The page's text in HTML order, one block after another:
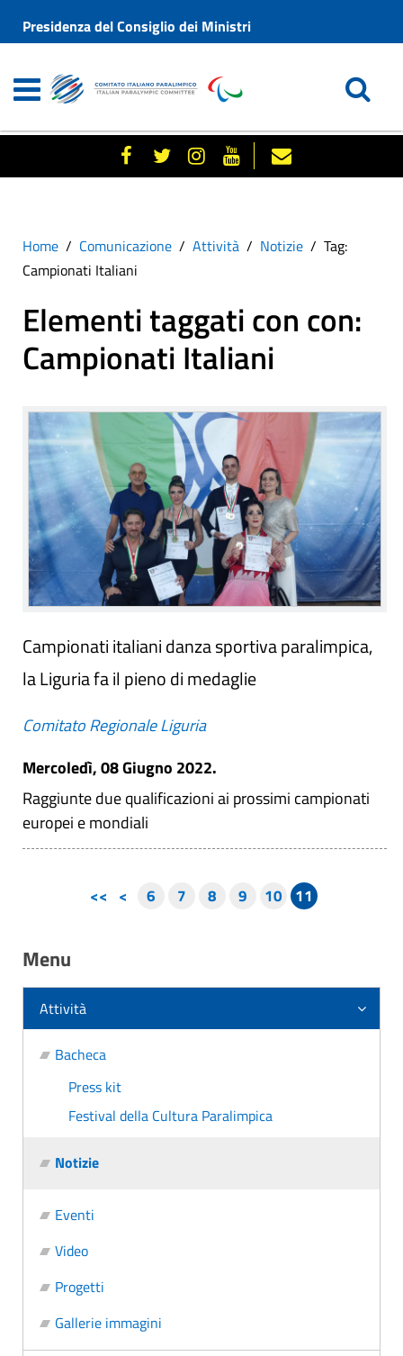
Presidenza del Consiglio dei Ministri
Home Comunicazione Attività Notizie
Tag:
Campionati Italiani
Elementi taggati con con:
Campionati Italiani
Campionati italiani danza sportiva paralimpica,
la Liguria fa il pieno di medaglie
Comitato Regionale Liguria
Mercoledì, 08 Giugno 2022.
Raggiunte due qualificazioni ai prossimi campionati
europei e mondiali
<< < 6 7 8 9 10 11
Menu
Attività
Bacheca
Press kit
Festival della Cultura Paralimpica
Notizie
Eventi
Video
Progetti
Gallerie immagini